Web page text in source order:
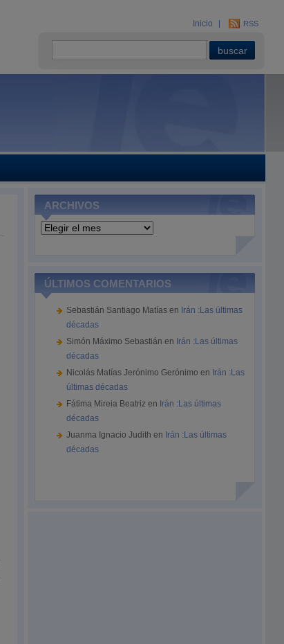
Inicio RSS
ARCHIVOS
Archivos
ÚLTIMOS COMENTARIOS
Sebastián Santiago Matías en Irán :Las últimas
décadas
Simón Máximo Sebastián en Irán :Las últimas
décadas
Nicolás Matías Jerónimo Gerónimo en Irán :Las
últimas décadas
Fátima Mireia Beatriz en Irán :Las últimas
décadas
Juanma Ignacio Judith en Irán :Las últimas
décadas